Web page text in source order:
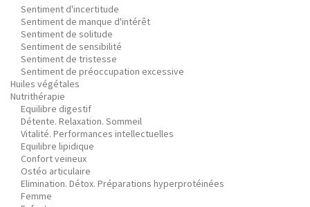
Sentiment d'incertitude
Sentiment de manque d'intérêt
Sentiment de solitude
Sentiment de sensibilité
Sentiment de tristesse
Sentiment de préoccupation excessive
Huiles végétales
Nutrithérapie
Equilibre digestif
Détente. Relaxation. Sommeil
Vitalité. Performances intellectuelles
Equilibre lipidique
Confort veineux
Ostéo articulaire
Elimination. Détox. Préparations hyperprotéinées
Femme